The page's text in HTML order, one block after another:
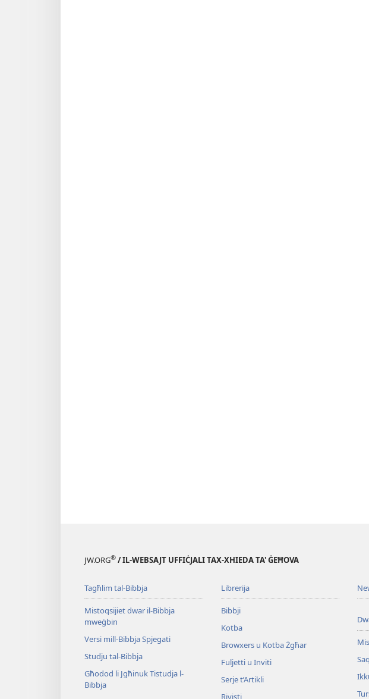
JW.ORG® / IL-WEBSAJT UFFIĊJALI TAX-XHIEDA TA' ĠEĦOVA
Tagħlim tal-Bibbja
Mistoqsijiet dwar il-Bibbja
mweġbin
Versi mill-Bibbja Spjegati
Studju tal-Bibbja
Għodod li Jgħinuk Tistudja l-
Bibbja
Librerija
Bibbji
Kotba
Browxers u Kotba Żgħar
Fuljetti u Inviti
Serje t’Artikli
Rivisti